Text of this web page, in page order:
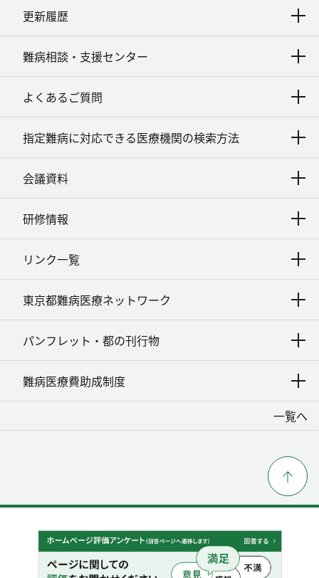
更新履歴
難病相談・支援センター
よくあるご質問
指定難病に対応できる医療機関の検索方法
会議資料
研修情報
リンク一覧
東京都難病医療ネットワーク
パンフレット・都の刊行物
難病医療費助成制度
一覧へ